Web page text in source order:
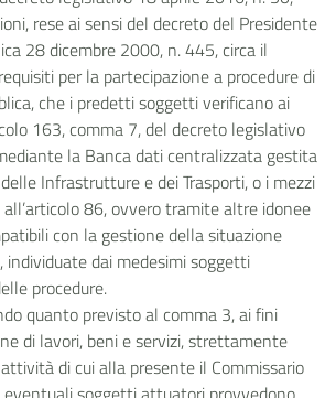
rese ai sensi del decreto del Presidente
28 dicembre 2000, n. 445, circa il
per la partecipazione a procedure di
che i predetti soggetti verificano ai
163, comma 7, del decreto legislativo
la Banca dati centralizzata gestita
Infrastrutture e dei Trasporti, o i mezzi
all’articolo 86, ovvero tramite altre idonee
con la gestione della situazione
individuate dai medesimi soggetti
procedure.
quanto previsto al comma 3, ai fini
di lavori, beni e servizi, strettamente
di cui alla presente il Commissario